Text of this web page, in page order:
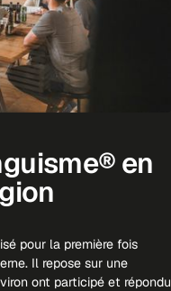
en
pour la première fois
Il repose sur une
ont participé et répondu